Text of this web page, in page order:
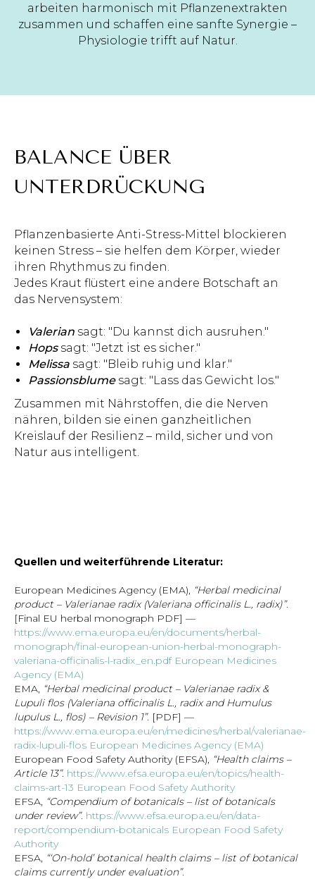
arbeiten harmonisch mit Pflanzenextrakten
zusammen und schaffen eine sanfte Synergie –
Physiologie trifft auf Natur.
BALANCE ÜBER
UNTERDRÜCKUNG
Pflanzenbasierte Anti-Stress-Mittel blockieren
keinen Stress – sie helfen dem Körper, wieder
ihren Rhythmus zu finden.
Jedes Kraut flüstert eine andere Botschaft an
das Nervensystem:
Valerian sagt: "Du kannst dich ausruhen."
Hops sagt: "Jetzt ist es sicher."
Melissa sagt: "Bleib ruhig und klar."
Passionsblume sagt: "Lass das Gewicht los."
Zusammen mit Nährstoffen, die die Nerven
nähren, bilden sie einen ganzheitlichen
Kreislauf der Resilienz – mild, sicher und von
Natur aus intelligent.
Quellen und weiterführende Literatur:
European Medicines Agency (EMA), “Herbal medicinal
product – Valerianae radix (Valeriana officinalis L., radix)”.
[Final EU herbal monograph PDF] —
https://www.ema.europa.eu/en/documents/herbal-
monograph/final-european-union-herbal-monograph-
valeriana-officinalis-l-radix_en.pdf European Medicines
Agency (EMA)
EMA, “Herbal medicinal product – Valerianae radix &
Lupuli flos (Valeriana officinalis L., radix and Humulus
lupulus L., flos) – Revision 1”. [PDF] —
https://www.ema.europa.eu/en/medicines/herbal/valerianae-
radix-lupuli-flos European Medicines Agency (EMA)
European Food Safety Authority (EFSA), “Health claims –
Article 13”. https://www.efsa.europa.eu/en/topics/health-
claims-art-13 European Food Safety Authority
EFSA, “Compendium of botanicals – list of botanicals
under review”. https://www.efsa.europa.eu/en/data-
report/compendium-botanicals European Food Safety
Authority
EFSA, “‘On-hold’ botanical health claims – list of botanical
claims currently under evaluation”.